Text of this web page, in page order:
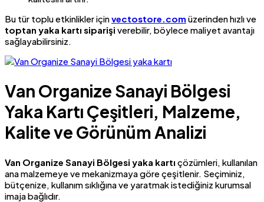
Bu tür toplu etkinlikler içinvectostore.com üzerinden hızlı ve
toptan yaka kartı siparişi verebilir, böylece maliyet avantajı
sağlayabilirsiniz.
Van Organize Sanayi Bölgesi
Yaka Kartı Çeşitleri, Malzeme,
Kalite ve Görünüm Analizi
Van Organize Sanayi Bölgesi yaka kartı çözümleri, kullanılan
ana malzemeye ve mekanizmaya göre çeşitlenir. Seçiminiz,
bütçenize, kullanım sıklığına ve yaratmak istediğiniz kurumsal
imaja bağlıdır.